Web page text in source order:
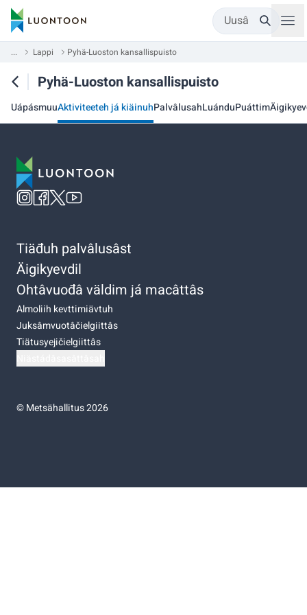
Uusâ
... Lappi Pyhä-Luoston kansallispuisto
Pyhä-Luoston kansallispuisto
UápásmuuAktiviteeteh já kiäinuhPalvâlusahLuánduPuáttim
Tiäđuh palvâlusâst
Äigikyevdil
Ohtâvuođâ väldim já macâttâs
Almoliih kevttimiävtuh
Juksâmvuotâčielgiittâs
Tiätusyejičielgiittâs
©Metsähallitus 2026